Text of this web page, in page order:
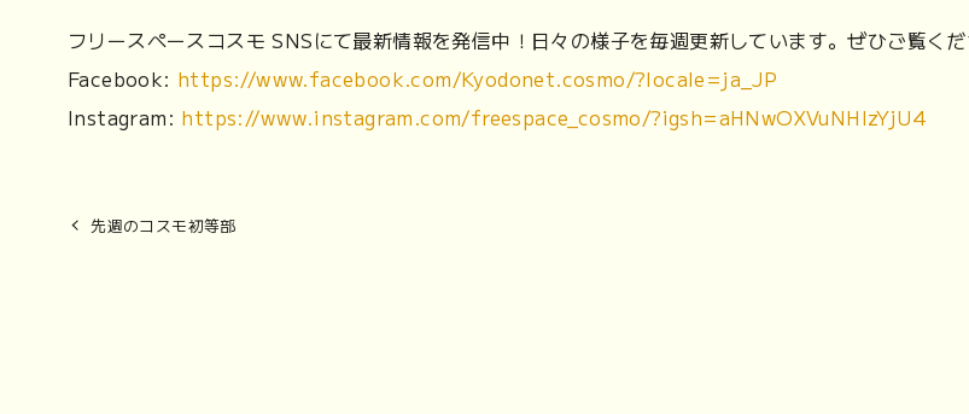
フリースペースコスモ SNSにて最新情報を発信中！日々の様子を毎週更新しています。ぜひご覧くだ
Facebook: https://www.facebook.com/Kyodonet.cosmo/?locale=ja_JP
Instagram: https://www.instagram.com/freespace_cosmo/?igsh=aHNwOXVuNHlzYjU4
先週のコスモ初等部